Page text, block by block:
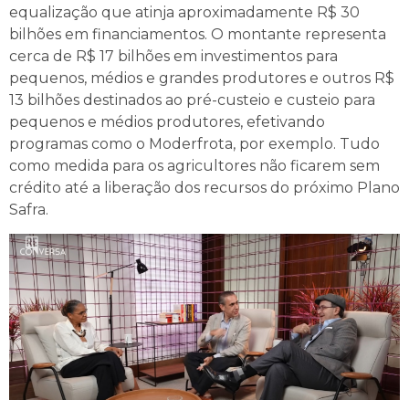
equalização que atinja aproximadamente R$ 30
bilhões em financiamentos. O montante representa
cerca de R$ 17 bilhões em investimentos para
pequenos, médios e grandes produtores e outros R$
13 bilhões destinados ao pré-custeio e custeio para
pequenos e médios produtores, efetivando
programas como o Moderfrota, por exemplo. Tudo
como medida para os agricultores não ficarem sem
crédito até a liberação dos recursos do próximo Plano
Safra.